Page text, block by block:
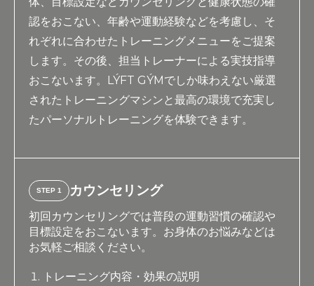
認をおこない、年齢や運動経験などを考慮し、そ
れぞれに合わせたトレーニングメニューをご提案
します。その後、担当トレーナーによる実技指導
おこないます。LÝFT GÝMでしか味わえない厳選
されたトレーニングマシンと最高の環境で充実し
たパーソナルトレーニングを体験できます。
STEP 1 カウンセリング
初回カウンセリングでは普段の運動習慣の確認や
目標設定をおこないます。お身体のお悩みなどは
お気軽ご相談ください。
トレーニング内容・効果の説明